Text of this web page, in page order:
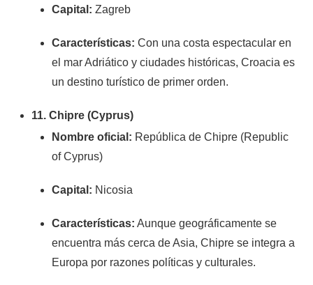
Capital: Zagreb
Características: Con una costa espectacular en
el mar Adriático y ciudades históricas, Croacia es
un destino turístico de primer orden.
11. Chipre (Cyprus)
Nombre oficial: República de Chipre (Republic
of Cyprus)
Capital: Nicosia
Características: Aunque geográficamente se
encuentra más cerca de Asia, Chipre se integra a
Europa por razones políticas y culturales.